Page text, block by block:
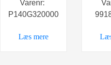
Varenr:
P140G320000
Læs mere